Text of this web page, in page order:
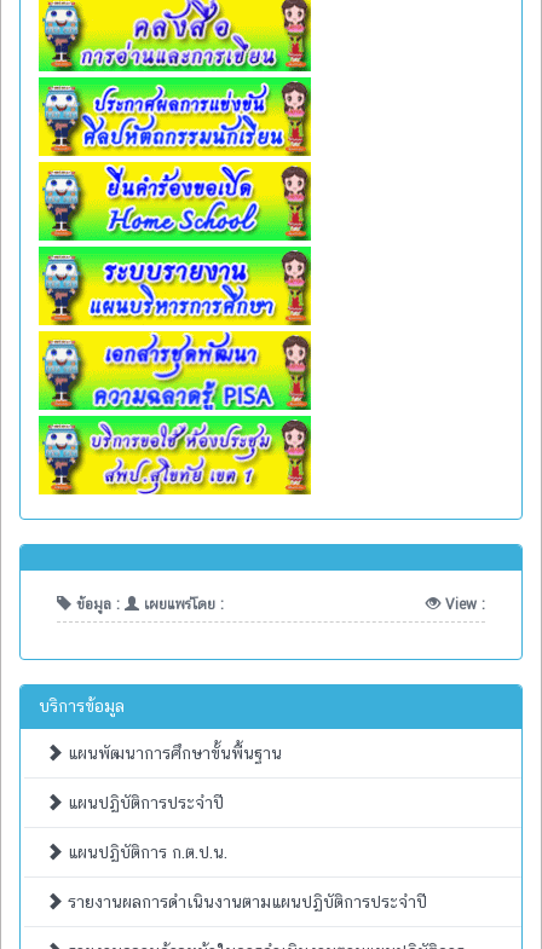
ข้อมูล : เผยแพร่โดย : View :
บริการข้อมูล
แผนพัฒนาการศึกษาขั้นพื้นฐาน
แผนปฏิบัติการประจำปี
แผนปฏิบัติการ ก.ต.ป.น.
รายงานผลการดำเนินงานตามแผนปฏิบัติการประจำปี